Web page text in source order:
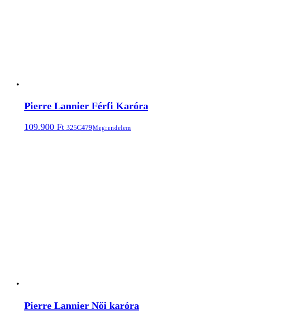
Pierre Lannier Férfi Karóra
109.900 Ft 325C479Megrendelem
Pierre Lannier Női karóra